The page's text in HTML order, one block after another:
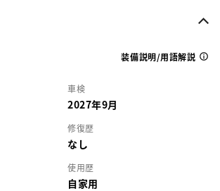
装備説明/用語解説
車検
2027年9月
修復歴
なし
使用歴
自家用